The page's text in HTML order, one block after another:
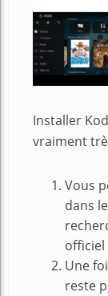
Installer
vraiment
Vous
dans
officiel
Une
reste